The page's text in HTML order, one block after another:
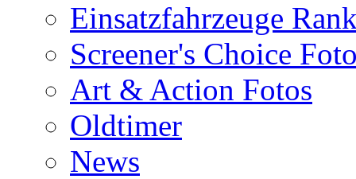
Einsatzfahrzeuge
Screener's Choice
Art & Action Fotos
Oldtimer
News